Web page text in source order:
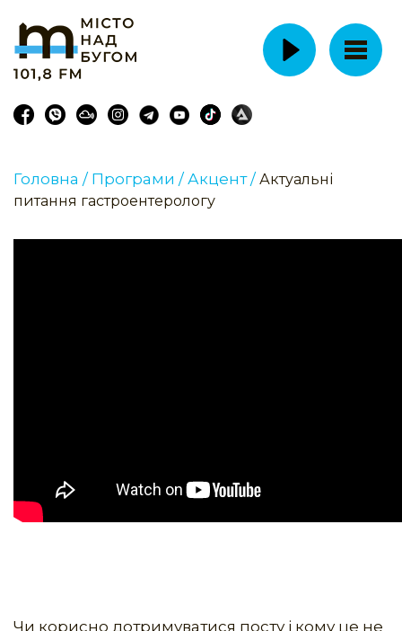
Головна / Програми / Акцент / Актуальні
питання гастроентерологу
Чи корисно дотримуватися посту і кому це не